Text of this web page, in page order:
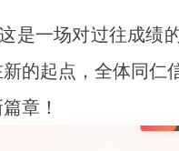
是一场对过往成绩
的起点，全体同仁
章！